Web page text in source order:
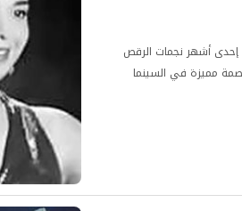
إحدى أشهر نجمات الرقص
مميزة في السينما